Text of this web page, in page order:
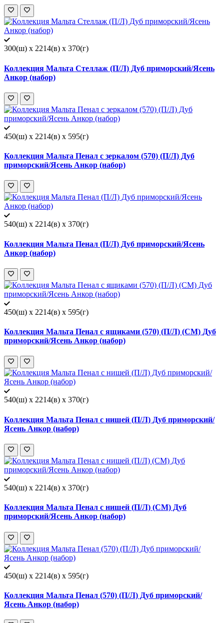
300(ш) x 2214(в) x 370(г)
Коллекция Мальта Стеллаж (П/Л) Дуб приморский/Ясень
Анкор (набор)
450(ш) x 2214(в) x 595(г)
Коллекция Мальта Пенал с зеркалом (570) (П/Л) Дуб
приморский/Ясень Анкор (набор)
540(ш) x 2214(в) x 370(г)
Коллекция Мальта Пенал (П/Л) Дуб приморский/Ясень
Анкор (набор)
450(ш) x 2214(в) x 595(г)
Коллекция Мальта Пенал с ящиками (570) (П/Л) (СМ) Дуб
приморский/Ясень Анкор (набор)
540(ш) x 2214(в) x 370(г)
Коллекция Мальта Пенал с нишей (П/Л) Дуб приморский/
Ясень Анкор (набор)
540(ш) x 2214(в) x 370(г)
Коллекция Мальта Пенал с нишей (П/Л) (СМ) Дуб
приморский/Ясень Анкор (набор)
450(ш) x 2214(в) x 595(г)
Коллекция Мальта Пенал (570) (П/Л) Дуб приморский/
Ясень Анкор (набор)